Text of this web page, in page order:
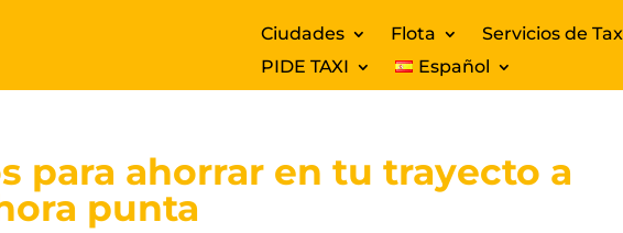
Ciudades Flota
Servicios de
PIDE TAXI
Español
para ahorrar en tu trayecto a
punta